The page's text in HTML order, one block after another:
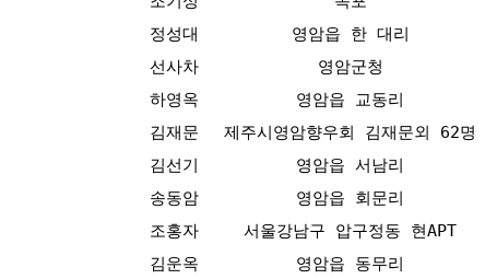
정성대
영암읍 한 대리
선사차
영암군청
하영옥
영암읍 교동리
김재문
제주시영암향우회 김재문외 62명
김선기
영암읍 서남리
송동암
영암읍 회문리
조홍자
서울강남구 압구정동 현APT
김운옥
영암읍 동무리